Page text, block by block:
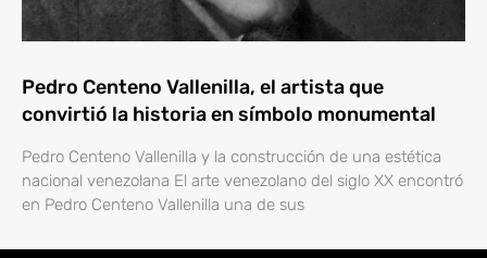
Pedro Centeno Vallenilla, el artista que
convirtió la historia en símbolo monumental
Pedro Centeno Vallenilla y la construcción de una estética
nacional venezolana El arte venezolano del siglo XX encontró
en Pedro Centeno Vallenilla una de sus